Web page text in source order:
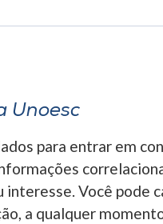
Unoesc
para entrar em
interesse. Você pode
a qualquer